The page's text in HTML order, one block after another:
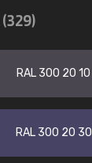
(329)
RAL 300 20 10
RAL 300 20 30